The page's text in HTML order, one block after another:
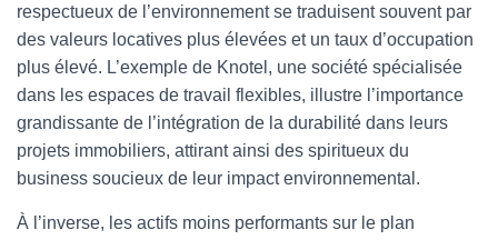
respectueux de l’environnement se traduisent souvent par
des valeurs locatives plus élevées et un taux d’occupation
plus élevé. L’exemple de Knotel, une société spécialisée
dans les espaces de travail flexibles, illustre l’importance
grandissante de l’intégration de la durabilité dans leurs
projets immobiliers, attirant ainsi des spiritueux du
business soucieux de leur impact environnemental.
À l’inverse, les actifs moins performants sur le plan